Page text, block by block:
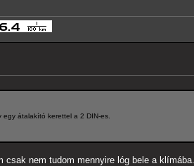
átalakító kerettel a 2 DIN-es.
nem tudom mennyire lóg bele a klímába.